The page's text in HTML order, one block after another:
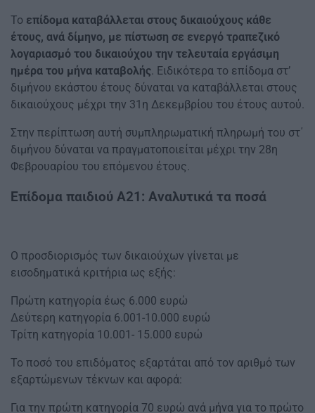
Το επίδομα καταβάλλεται στους δικαιούχους κάθε
έτους, ανά δίμηνο, με πίστωση σε ενεργό τραπεζικό
λογαριασμό του δικαιούχου την τελευταία εργάσιμη
ημέρα του μήνα καταβολής. Ειδικότερα το επίδομα στ’
διμήνου εκάστου έτους δύναται να καταβάλλεται στους
δικαιούχους μέχρι την 31η Δεκεμβρίου του έτους αυτού.
Στην περίπτωση αυτή συμπληρωματική πληρωμή του στ΄
διμήνου δύναται να πραγματοποιείται μέχρι την 28η
Φεβρουαρίου του επόμενου έτους.
Επίδομα παιδιού Α21: Αναλυτικά τα ποσά
Ο προσδιορισμός των δικαιούχων γίνεται με
εισοδηματικά κριτήρια ως εξής:
Πρώτη κατηγορία έως 6.000 ευρώ
Δεύτερη κατηγορία 6.001-10.000 ευρώ
Τρίτη κατηγορία 10.001- 15.000 ευρώ
Το ποσό του επιδόματος εξαρτάται από τον αριθμό των
εξαρτώμενων τέκνων και αφορά:
Για την πρώτη κατηγορία 70 ευρώ ανά μήνα για το πρώτο